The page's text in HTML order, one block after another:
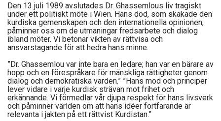
Den 13 juli 1989 avslutades Dr. Ghassemlous liv tragiskt
under ett politiskt möte i Wien. Hans död, som skakade den
kurdiska gemenskapen och den internationella opinionen,
påminner oss om de utmaningar fredsarbete och dialog
ibland möter. Vi betonar vikten av rättvisa och
ansvarstagande för att hedra hans minne.
”Dr. Ghassemlou var inte bara en ledare; han var en bärare av
hopp och en förespråkare för mänskliga rättigheter genom
dialog och demokratiska värden.” ”Hans mod och principer
lever vidare i varje kurdisk strävan mot frihet och
erkännande. Vi förmedlar vår djupa respekt för hans livsverk
och påminner världen om att hans idéer fortfarande är
relevanta i jakten på ett rättvist Kurdistan.”